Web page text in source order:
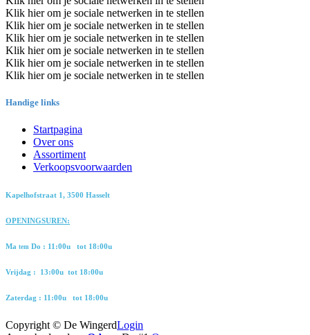
Klik hier om je sociale netwerken in te stellen
Klik hier om je sociale netwerken in te stellen
Klik hier om je sociale netwerken in te stellen
Klik hier om je sociale netwerken in te stellen
Klik hier om je sociale netwerken in te stellen
Klik hier om je sociale netwerken in te stellen
Handige links
Startpagina
Over ons
Assortiment
Verkoopsvoorwaarden
​Kapelhofstraat 1, 3500 Hasselt
OPENINGSUREN:
​Ma tem Do : ​11:00u​ ​tot 18:00u
​Vrijdag : ​13:00u ​​tot ​​18:00u
​Zaterdag : ​​11:00u ​​tot ​​18:00u
Copyright © De WingerdLogin